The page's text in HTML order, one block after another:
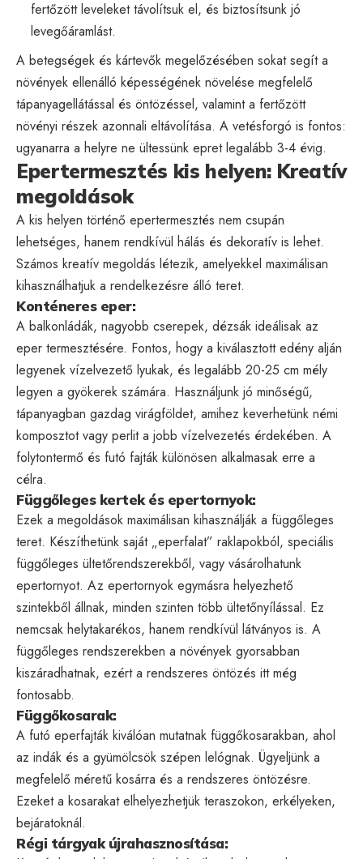
fertőzött leveleket távolítsuk el, és biztosítsunk jó
levegőáramlást.
A betegségek és kártevők megelőzésében sokat segít a
növények ellenálló képességének növelése megfelelő
tápanyagellátással és öntözéssel, valamint a fertőzött
növényi részek azonnali eltávolítása. A vetésforgó is fontos:
ugyanarra a helyre ne ültessünk epret legalább 3-4 évig.
Epertermesztés kis helyen: Kreatív
megoldások
A kis helyen történő epertermesztés nem csupán
lehetséges, hanem rendkívül hálás és dekoratív is lehet.
Számos kreatív megoldás létezik, amelyekkel maximálisan
kihasználhatjuk a rendelkezésre álló teret.
Konténeres eper:
A balkonládák, nagyobb cserepek, dézsák ideálisak az
eper termesztésére. Fontos, hogy a kiválasztott edény alján
legyenek vízelvezető lyukak, és legalább 20-25 cm mély
legyen a gyökerek számára. Használjunk jó minőségű,
tápanyagban gazdag virágföldet, amihez keverhetünk némi
komposztot vagy perlit a jobb vízelvezetés érdekében. A
folytontermő és futó fajták különösen alkalmasak erre a
célra.
Függőleges kertek és epertornyok:
Ezek a megoldások maximálisan kihasználják a függőleges
teret. Készíthetünk saját „eperfalat” raklapokból, speciális
függőleges ültetőrendszerekből, vagy vásárolhatunk
epertornyot. Az epertornyok egymásra helyezhető
szintekből állnak, minden szinten több ültetőnyílással. Ez
nemcsak helytakarékos, hanem rendkívül látványos is. A
függőleges rendszerekben a növények gyorsabban
kiszáradhatnak, ezért a rendszeres öntözés itt még
fontosabb.
Függőkosarak:
A futó eperfajták kiválóan mutatnak függőkosarakban, ahol
az indák és a gyümölcsök szépen lelógnak. Ügyeljünk a
megfelelő méretű kosárra és a rendszeres öntözésre.
Ezeket a kosarakat elhelyezhetjük teraszokon, erkélyeken,
bejáratoknál.
Régi tárgyak újrahasznosítása: